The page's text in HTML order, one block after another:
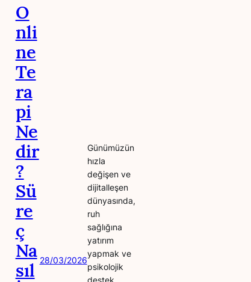
O
nli
ne
Te
ra
pi
Ne
dir
?
Sü
re
ç
Na
sıl 28/03/2026
Günümüzün
hızla
değişen ve
dijitalleşen
dünyasında,
ruh
sağlığına
yatırım
yapmak ve
psikolojik
destek